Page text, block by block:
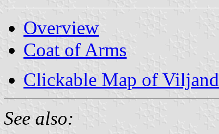
Overview
Coat of Arms
Clickable Map of
See also: